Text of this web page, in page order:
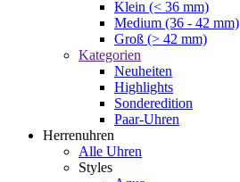
Klein (< 36 mm)
Medium (36 - 42 mm)
Groß (> 42 mm)
Kategorien
Neuheiten
Highlights
Sonderedition
Paar-Uhren
Herrenuhren
Alle Uhren
Styles